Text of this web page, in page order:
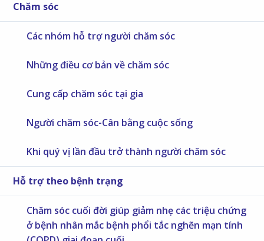
Chăm sóc
Các nhóm hỗ trợ người chăm sóc
Những điều cơ bản về chăm sóc
Cung cấp chăm sóc tại gia
Người chăm sóc-Cân bằng cuộc sống
Khi quý vị lần đầu trở thành người chăm sóc
Hỗ trợ theo bệnh trạng
Chăm sóc cuối đời giúp giảm nhẹ các triệu chứng
ở bệnh nhân mắc bệnh phổi tắc nghẽn mạn tính